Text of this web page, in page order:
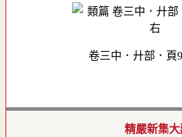
卷三中．廾部．頁
精嚴新集